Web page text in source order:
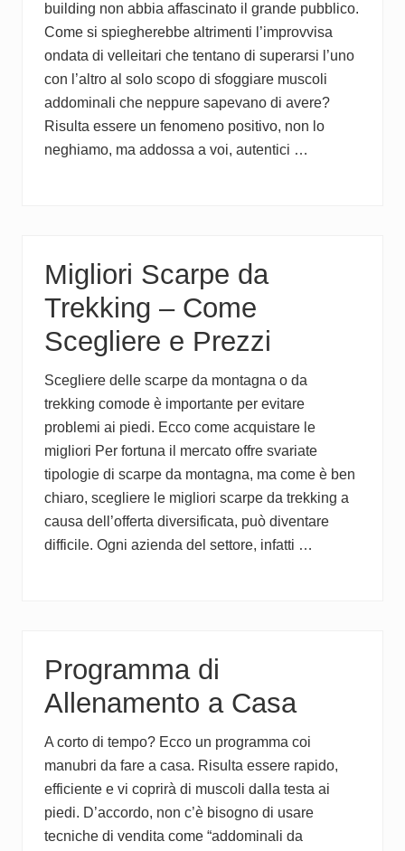
building non abbia affascinato il grande pubblico.
Come si spiegherebbe altrimenti l’improvvisa
ondata di velleitari che tentano di superarsi l’uno
con l’altro al solo scopo di sfoggiare muscoli
addominali che neppure sapevano di avere?
Risulta essere un fenomeno positivo, non lo
neghiamo, ma addossa a voi, autentici …
Migliori Scarpe da
Trekking – Come
Scegliere e Prezzi
Scegliere delle scarpe da montagna o da
trekking comode è importante per evitare
problemi ai piedi. Ecco come acquistare le
migliori Per fortuna il mercato offre svariate
tipologie di scarpe da montagna, ma come è ben
chiaro, scegliere le migliori scarpe da trekking a
causa dell’offerta diversificata, può diventare
difficile. Ogni azienda del settore, infatti …
Programma di
Allenamento a Casa
A corto di tempo? Ecco un programma coi
manubri da fare a casa. Risulta essere rapido,
efficiente e vi coprirà di muscoli dalla testa ai
piedi. D’accordo, non c’è bisogno di usare
tecniche di vendita come “addominali da